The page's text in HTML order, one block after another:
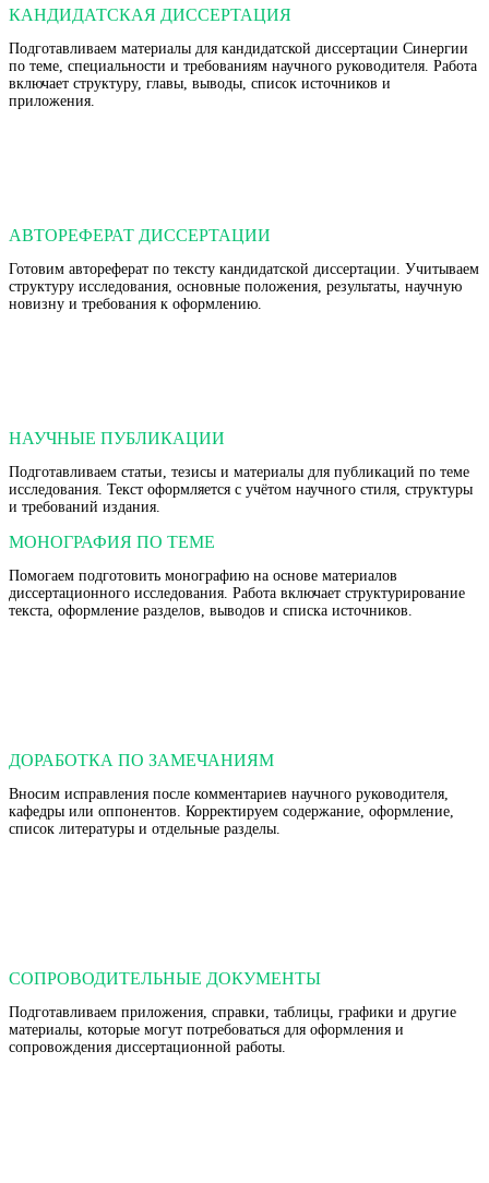
КАНДИДАТСКАЯ ДИССЕРТАЦИЯ
Подготавливаем материалы для кандидатской диссертации Синергии
по теме, специальности и требованиям научного руководителя. Работа
включает структуру, главы, выводы, список источников и
приложения.
АВТОРЕФЕРАТ ДИССЕРТАЦИИ
Готовим автореферат по тексту кандидатской диссертации. Учитываем
структуру исследования, основные положения, результаты, научную
новизну и требования к оформлению.
НАУЧНЫЕ ПУБЛИКАЦИИ
Подготавливаем статьи, тезисы и материалы для публикаций по теме
исследования. Текст оформляется с учётом научного стиля, структуры
и требований издания.
МОНОГРАФИЯ ПО ТЕМЕ
Помогаем подготовить монографию на основе материалов
диссертационного исследования. Работа включает структурирование
текста, оформление разделов, выводов и списка источников.
ДОРАБОТКА ПО ЗАМЕЧАНИЯМ
Вносим исправления после комментариев научного руководителя,
кафедры или оппонентов. Корректируем содержание, оформление,
список литературы и отдельные разделы.
СОПРОВОДИТЕЛЬНЫЕ ДОКУМЕНТЫ
Подготавливаем приложения, справки, таблицы, графики и другие
материалы, которые могут потребоваться для оформления и
сопровождения диссертационной работы.